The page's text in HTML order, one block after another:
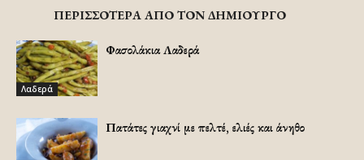
ΠΕΡΙΣΣΟΤΕΡΑ ΑΠΟ ΤΟΝ ΔΗΜΙΟΥΡΓΟ
Λαδερά
Φασολάκια Λαδερά
Πατάτες γιαχνί με πελτέ, ελιές και άνηθο